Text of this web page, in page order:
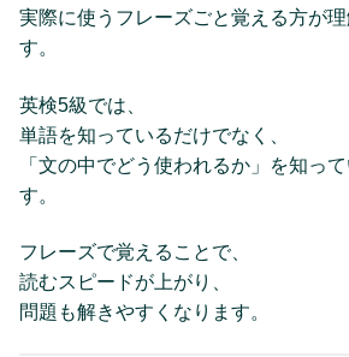
実際に使うフレーズごと覚える方が
す。
英検5級では、
単語を知っているだけでなく、
「文の中でどう使われるか」を知っ
す。
フレーズで覚えることで、
読むスピードが上がり、
問題も解きやすくなります。